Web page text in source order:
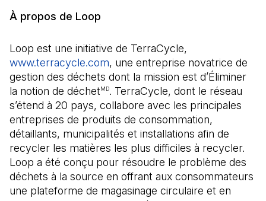
À propos de Loop
Loop est une initiative de TerraCycle,
www.terracycle.com(Il s'ouvre dans un nouvel
, une entreprise novatrice de
gestion des déchets dont la mission est d’Éliminer
la notion de déchetMD. TerraCycle, dont le réseau
s’étend à 20 pays, collabore avec les principales
entreprises de produits de consommation,
détaillants, municipalités et installations afin de
recycler les matières les plus difficiles à recycler.
Loop a été conçu pour résoudre le problème des
déchets à la source en offrant aux consommateurs
une plateforme de magasinage circulaire et en